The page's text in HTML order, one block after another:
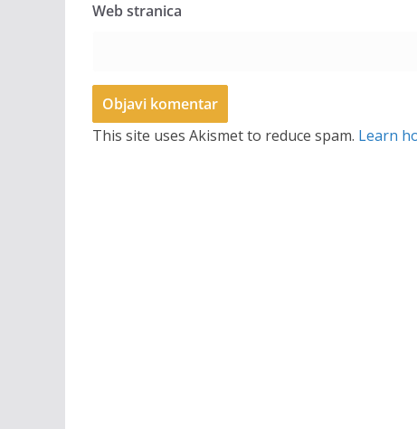
Web stranica
This site uses Akismet to reduce spam. Learn